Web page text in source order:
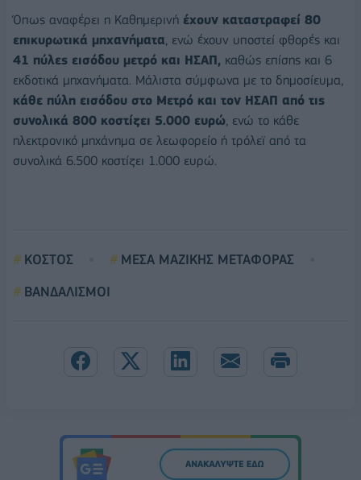
Όπως αναφέρει η Καθημερινή έχουν καταστραφεί 80
επικυρωτικά μηχανήματα, ενώ έχουν υποστεί φθορές και
41 πύλες εισόδου μετρό και ΗΣΑΠ, καθώς επίσης και 6
εκδοτικά μηχανήματα. Μάλιστα σύμφωνα με το δημοσίευμα,
κάθε πύλη εισόδου στο Μετρό και τον ΗΣΑΠ από τις
συνολικά 800 κοστίζει 5.000 ευρώ, ενώ το κάθε
ηλεκτρονικό μηχάνημα σε λεωφορείο ή τρόλεϊ από τα
συνολικά 6.500 κοστίζει 1.000 ευρώ.
ΚΟΣΤΟΣ
ΜΕΣΑ ΜΑΖΙΚΗΣ ΜΕΤΑΦΟΡΑΣ
ΒΑΝΔΑΛΙΣΜΟΙ